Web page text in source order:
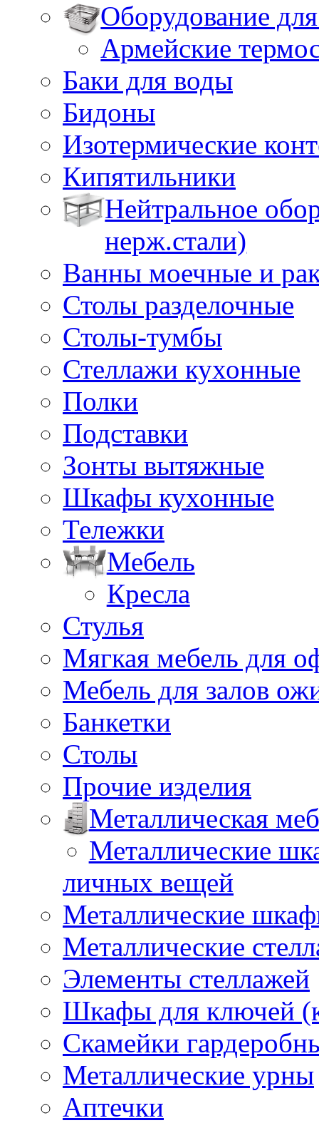
Оборудование
Армейские
Баки для воды
Бидоны
Изотермические
Кипятильники
Нейтральное
нерж.стали)
Ванны моечные и
Столы разделочные
Столы-тумбы
Стеллажи кухонные
Полки
Подставки
Зонты вытяжные
Шкафы кухонные
Тележки
Мебель
Кресла
Стулья
Мягкая мебель для
Мебель для залов
Банкетки
Столы
Прочие изделия
Металлическая
Металлические
личных вещей
Металлические
Металлические
Элементы стеллажей
Шкафы для ключей
Скамейки
Металлические урны
Аптечки